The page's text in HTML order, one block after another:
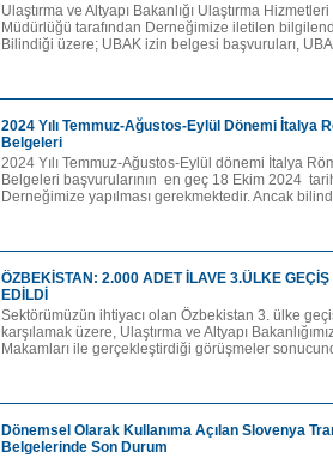
Ulaştırma ve Altyapı Bakanlığı Ulaştırma
Müdürlüğü tarafından Derneğimize iletilen
Bilindiği üzere; UBAK izin belgesi başvuruları,
2024 Yılı Temmuz-Ağustos-Eylül Dönemi İtalya
Belgeleri
2024 Yılı Temmuz-Ağustos-Eylül dönemi İtalya
Belgeleri başvurularının en geç 18 Ekim 2024
Derneğimize yapılması gerekmektedir. Ancak
ÖZBEKİSTAN: 2.000 ADET İLAVE 3.ÜLKE GEÇİŞ
EDİLDİ
Sektörümüzün ihtiyacı olan Özbekistan 3. ülke
karşılamak üzere, Ulaştırma ve Altyapı
Makamları ile gerçekleştirdiği görüşmeler
Dönemsel Olarak Kullanıma Açılan Slovenya
Belgelerinde Son Durum